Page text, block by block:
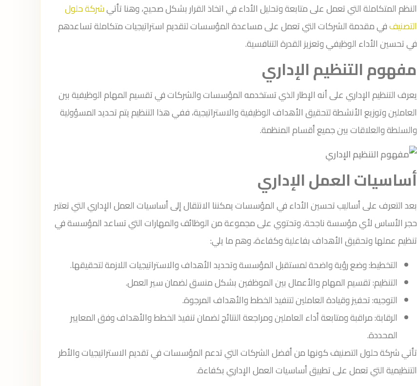
النظم المتكاملة التي تعمل على متابعة وتحليل الأداء في اتخاذ القرار بشكل صحيح، وهنا تأتيشركة حلول
التصنيففي مقدمة الشركات التي تعمل على مساعدة المؤسسات لتقديم استراتيجيات متكاملة تساعدهم
في تحسين الأداء الوظيفي وتعزيز القدرة التنافسية.
مفهوم التنظيم الإداري
يعرف التنظيم الإداري على أنه الإطار الذي تستخدمه المؤسسات والشركات في تقسيم المهام الوظيفية بين
العاملين وتوزيع الأنشطة لتحقيق الأهداف الوظيفية والاستراتيجية، ففي هذا التنظيم يتم تحديد المسؤولية
والسلطة والعلاقات بين جميع أقسام المنظمة.
أساسيات العمل الإداري
بعد التعرف على أساليب تحسين الأداء في المؤسسات يمكننا الانتقال إلى أساسيات العمل الإداري التي تعتبر
حجر الأساس لأي مؤسسة ناجحة، وتحتوي على مجموعة من الوظائف والمهارات التي تساعد المؤسسة في
تنظيم عملها وتحقيق الأهداف بفاعلية وكفاءة، وهم ما يلي:
التخطيط: وضع رؤية واضحة لمستقبل المؤسسة وتحديد الأهداف والاستراتيجيات اللازمة لتحقيقها.
التنظيم: تقسيم المهام والأعمال بين الموظفين بشكل منسق لضمان سير العمل.
التوجيه: تحفيز وقيادة العاملين لتنفيذ الخطط والأهداف المرجوة.
الرقابة: مراقبة ومتابعة أداء العاملين ومراجعة النتائج لضمان تنفيذ الخطط والأهداف وفق المعايير
المحددة.
تأتي شركة حلول التصنيف كونها من أفضل الشركات التي تدعم المؤسسات في تقديم الاستراتيجيات والأطر
التنظيمية التي تعمل على تطبيق أساسيات العمل الإداري بكفاءة.